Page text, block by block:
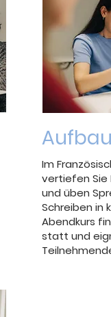
Im
vertiefen Sie
und üben
Schreiben in
Abendkurs
statt und